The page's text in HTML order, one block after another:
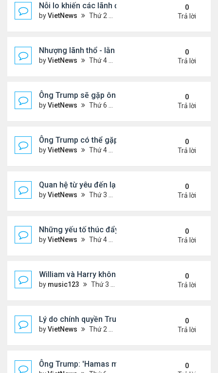
Nỗi lo khiến các lãnh đạo châu Âu tới Washington
byVietNews Thứ 2 Tháng 8 18, 2025 4:12 pm
0
Trả lời
Nhượng lãnh thổ - lằn ranh đỏ của Ukraine khi
byVietNews Thứ 4 Tháng 8 13, 2025 5:23 pm
0
Trả lời
Ông Trump sẽ gặp ông Putin tại Alaska vào tuần
byVietNews Thứ 6 Tháng 8 08, 2025 5:03 pm
0
Trả lời
Ông Trump có thể gặp ông Putin vào tuần tới
byVietNews Thứ 4 Tháng 8 06, 2025 4:29 pm
0
Trả lời
Quan hệ từ yêu đến lạnh nhạt của ông Trump với
byVietNews Thứ 3 Tháng 8 05, 2025 4:59 pm
0
Trả lời
Những yếu tố thúc đẩy Thái Lan - Campuchia
byVietNews Thứ 4 Tháng 7 30, 2025 5:43 pm
0
Trả lời
William và Harry không thừa kế nơi mẹ yên nghỉ!
by music123 Thứ 3 Tháng 7 29, 2025 5:03 pm
0
Trả lời
Lý do chính quyền Trump khó truy tố ông Obama
byVietNews Thứ 2 Tháng 7 28, 2025 5:24 pm
0
Trả lời
Ông Trump: 'Hamas muốn chết thay vì ngừng bắn'
0